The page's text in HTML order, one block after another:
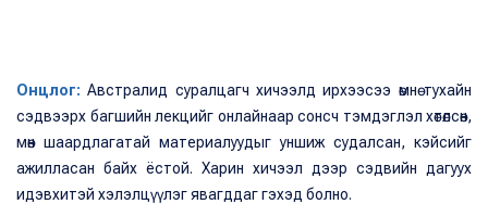
Онцлог: Австралид суралцагч хичээлд ирхээсээ өмнө тухайн
сэдвээрх багшийн лекцийг онлайнаар сонсч тэмдэглэл хөтөлсөн,
мөн шаардлагатай материалуудыг уншиж судалсан, кэйсийг
ажилласан байх ёстой. Харин хичээл дээр сэдвийн дагуух
идэвхитэй хэлэлцүүлэг явагддаг гэхэд болно.